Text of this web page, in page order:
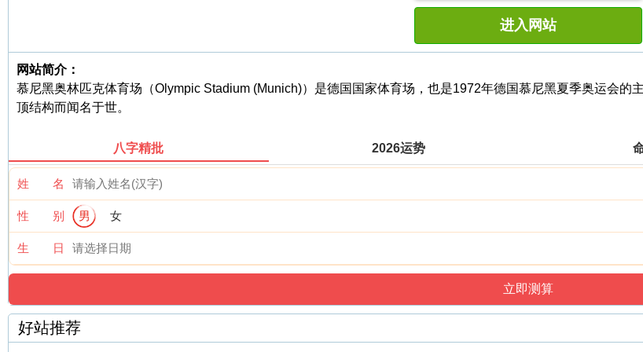
进入网站
网站简介：
慕尼黑奥林匹克体育场（Olympic Stadium (Munich)）是德国国家体育场，也是1972年德国慕尼黑夏季奥运会
顶结构而闻名于世。
八字精批 2026运势
姓 名
性 别 男 女
生 日
好站推荐